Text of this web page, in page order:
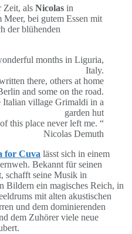
Zeit, als Nicolas in
bei gutem Essen mit
der blühenden
months in Liguria,
Italy.
there, others at home
and some on the road.
Italian village Grimaldi in a
garden hut
this place never left me. “
Nicolas Demuth
for Cuva lässt sich in einem
Bekannt für seinen
schafft seine Musik in
Bildern ein magisches Reich, in
mit alten akustischen
und dem dominierenden
dem Zuhörer viele neue